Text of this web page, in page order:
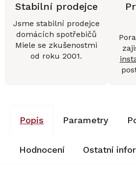
Stabilní prodejce
Jsme stabilní prodejce
domácích spotřebičů
Miele se zkušenostmi
od roku 2001.
Popis Parametry
Hodnocení Ostatní